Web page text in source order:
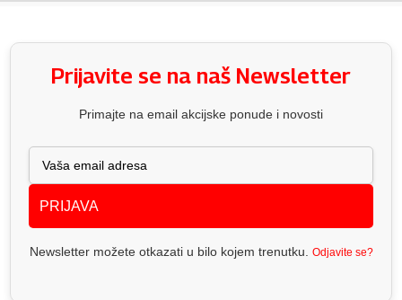
Prijavite se na naš Newsletter
Primajte na email akcijske ponude i novosti
PRIJAVA
Newsletter možete otkazati u bilo kojem trenutku. Odjavite se?